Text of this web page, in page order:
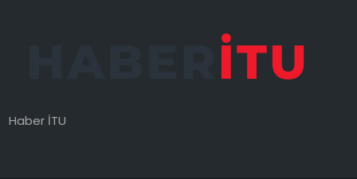
Haber İTU